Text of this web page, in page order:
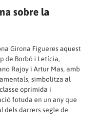
sobre la
Girona Figueres aquest
de Borbó i Letícia,
Rajoy i Artur Mas, amb
simbolitza al
oprimida i
fotuda en un any que
dels darrers segle de